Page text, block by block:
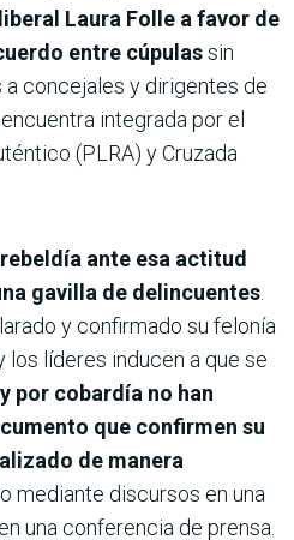
Laura Folle a favor de
entre cúpulassin
concejales y dirigentes de
integrada por el
(PLRA) y Cruzada
ante esa actitud
gavilla de delincuentes.
y confirmado su felonía
líderes inducen a que se
por cobardía no han
que confirmen su
de manera
mediante discursos en una
una conferencia de prensa.